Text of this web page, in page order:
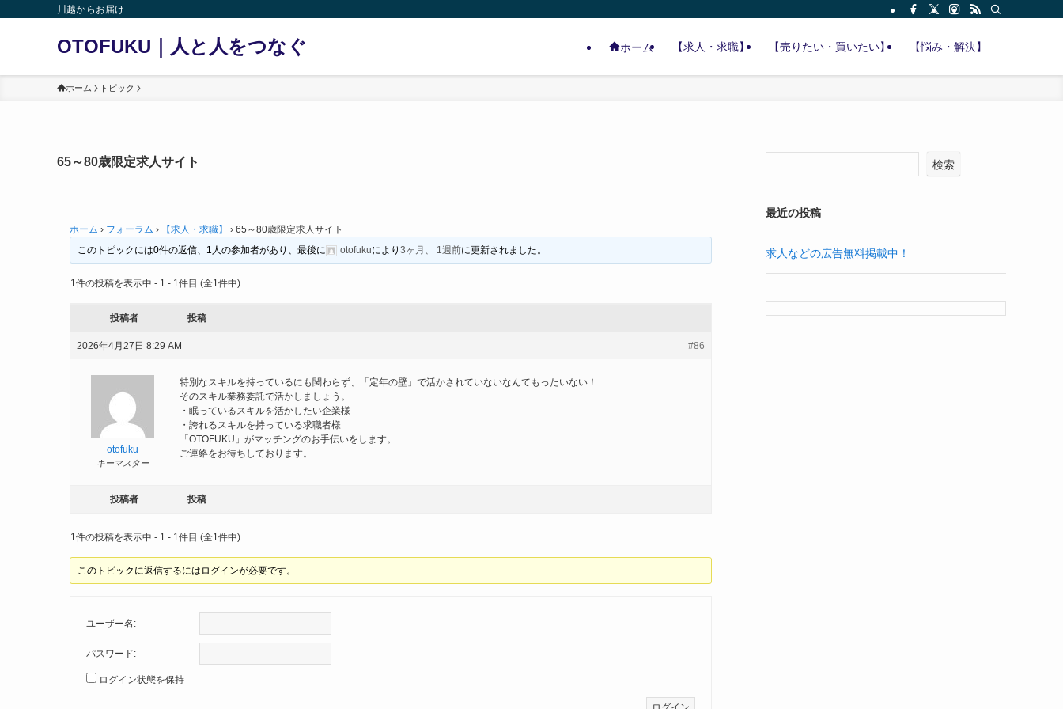
川越からお届け
OTOFUKU｜人と人をつなぐ ホーム 【求人・求職】 【売りたい・買いたい】 【悩み・解決】
ホーム トピック
65～80歳限定求人サイト
ホーム › フォーラム › 【求人・求職】 › 65～80歳限定求人サイト
このトピックには0件の返信、1人の参加者があり、最後に
otofukuにより3ヶ月、 1週前に更新されました。
1件の投稿を表示中 - 1 - 1件目 (全1件中)
投稿者 投稿
2026年4月27日 8:29 AM #86
otofuku
キーマスター
特別なスキルを持っているにも関わらず、「定年の壁」で活かされていないなんてもったいない！
そのスキル業務委託で活かしましょう。
・眠っているスキルを活かしたい企業様
・誇れるスキルを持っている求職者様
「OTOFUKU」がマッチングのお手伝いをします。
ご連絡をお待ちしております。
投稿者 投稿
1件の投稿を表示中 - 1 - 1件目 (全1件中)
このトピックに返信するにはログインが必要です。
ユーザー名:
パスワード:
ログイン状態を保持
検索
最近の投稿
求人などの広告無料掲載中！